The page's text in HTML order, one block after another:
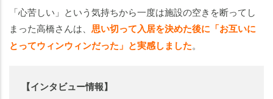
「心苦しい」という気持ちから一度は施設の空きを断ってし
まった高橋さんは、 思い切って入居を決めた後に「お互いに
とってウィンウィンだった」と実感しました。
【インタビュー情報】